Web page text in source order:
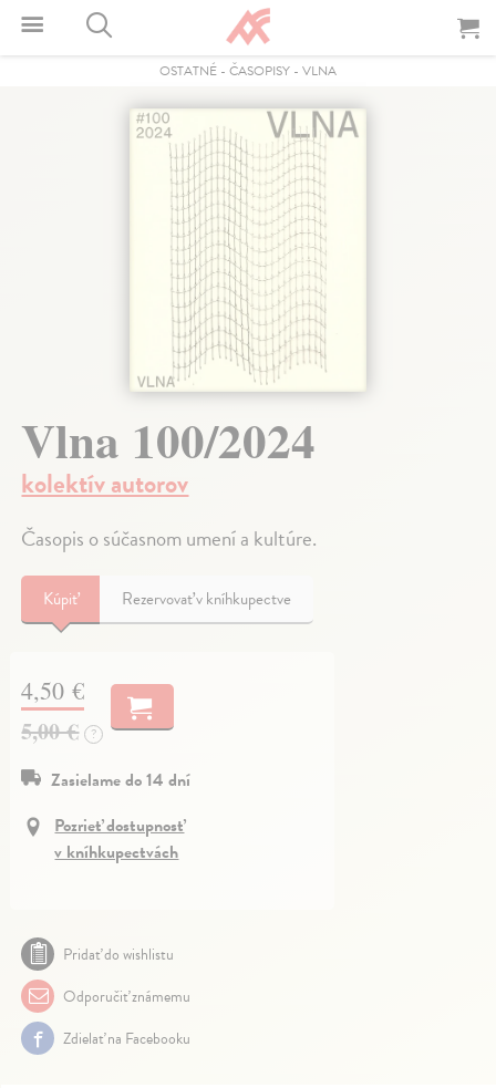
OSTATNÉ - ČASOPISY - VLNA
Vlna 100/2024
kolektív autorov
Časopis o súčasnom umení a kultúre.
Kúpiť Rezervovať v kníhkupectve
4,50 €
5,00 € ?
Zasielame do 14 dní
Pozrieť dostupnosť
v kníhkupectvách
Pridať do wishlistu
Odporučiť známemu
Zdielať na Facebooku